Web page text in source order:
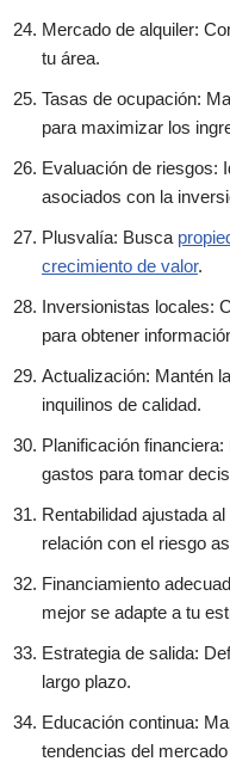
Mercado de alquiler:
tu área.
Tasas de ocupación:
para maximizar los
Evaluación de riesgos:
asociados con la
Plusvalía: Busca
crecimiento de valor.
Inversionistas locales:
para obtener
Actualización: Mantén
inquilinos de calidad.
Planificación
gastos para tomar
Rentabilidad ajustada
relación con el riesgo
Financiamiento
mejor se adapte a tu
Estrategia de salida:
largo plazo.
Educación continua:
tendencias del